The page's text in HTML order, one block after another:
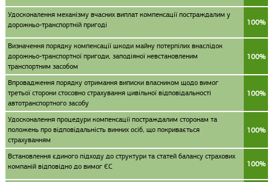
Удосконалення механізму вчасних виплат компенсації постраждалим у
дорожньо-транспортній пригоді
100%
Визначення порядку компенсації шкоди майну потерпілих внаслідок
дорожньо-транспортної пригоди, заподіяної невстановленим
транспортним засобом
100%
Впровадження порядку отримання виписки власником щодо вимог
третьої сторони стосовно страхування цивільної відповідальності
автотранспортного засобу
100%
Удосконалення процедури компенсації постраждалим сторонам та
положень про відповідальність винних осіб, що покривається
страхуванням
100%
Встановлення єдиного підходу до структури та статей балансу страхових
компаній відповідно до вимог ЄС
100%